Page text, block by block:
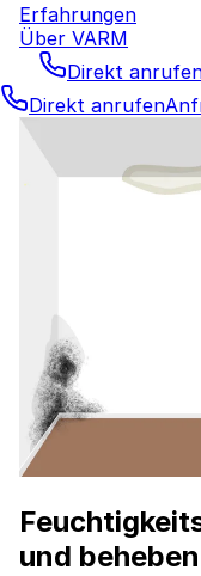
Erfahrungen
Über VARM
Direkt
Direkt anrufen
und beheben